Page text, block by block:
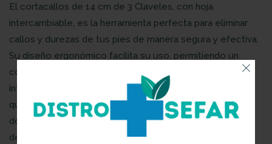
El cortacallos de 14 cm de 3 Claveles, con hoja
intercambiable, es la herramienta perfecta para eliminar
callos y durezas de tus pies de manera segura y efectiva.
Su diseño ergonómico facilita su uso, permitiendo un
control preciso y una experiencia cómoda. Las hojas
intercambiables aseguran una higiene óptima, mientras
que su tamaño compacto lo hace ideal para uso
doméstico y profesional. Mantén tus pies suaves y libres
de callos con esta herramienta esencial.